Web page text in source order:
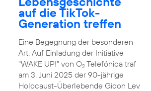
auf die TikTok-
Generation treffen
Eine Begegnung der besonderen
Art: Auf Einladung der Initiative
"WAKE UP!" von O2Telefónica traf
am 3. Juni 2025 der 90-jährige
Holocaust-Überlebende Gidon Lev